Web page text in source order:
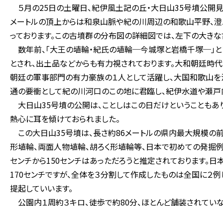
５月の25日の土曜日、紀伊風土記の丘・大日山35号墳公開
メートルの頂上からは和泉山脈や紀の川周辺の和歌山平野、
っております。この古墳群の分布図の詳細図では、左下の大き
数年前、「大王の埴輪・紀氏の埴輪─今城塚と岩橋千塚─」
とされ、出土品などからも有力視されております。大和朝廷
朝廷の軍事部門の有力豪族の１人として活躍し、大国和歌山
通の要衝として紀の川河口のこの地に君臨し、紀伊水道や瀬
大日山35号墳の公開は、ことしはこの日だけということも
熱心に耳を傾けておられました。
この大日山35号墳は、長さ約86メートルの県内最大規模の
形埴輪、両面人物埴輪、胡ろく形埴輪等、日本で初めての発掘
センチから150センチはあっただろうと推定されております。
170センチですが、全体を３分割して作成したものは全国に
提起していいます。
公園内１周約３キロ、徒歩で約80分、ほとんど舗装されて